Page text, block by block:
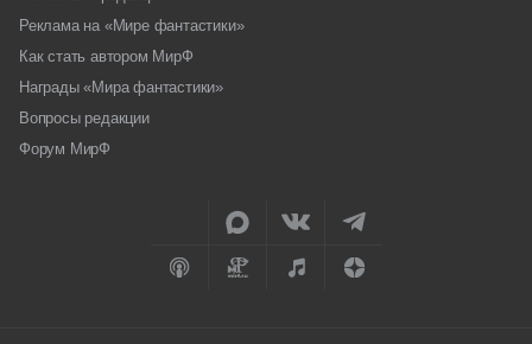
Реклама на «Мире фантастики»
Как стать автором МирФ
Награды «Мира фантастики»
Вопросы редакции
Форум МирФ